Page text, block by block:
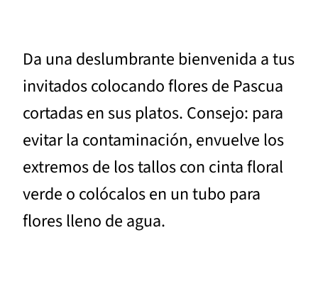
Da una deslumbrante bienvenida a tus
invitados colocando flores de Pascua
cortadas en sus platos. Consejo: para
evitar la contaminación, envuelve los
extremos de los tallos con cinta floral
verde o colócalos en un tubo para
flores lleno de agua.